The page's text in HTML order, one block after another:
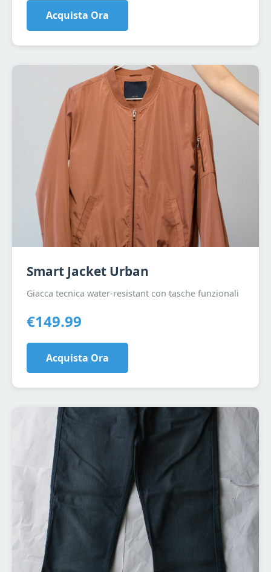
Acquista Ora
Smart Jacket Urban
Giacca tecnica water-resistant con tasche funzionali
€149.99
Acquista Ora